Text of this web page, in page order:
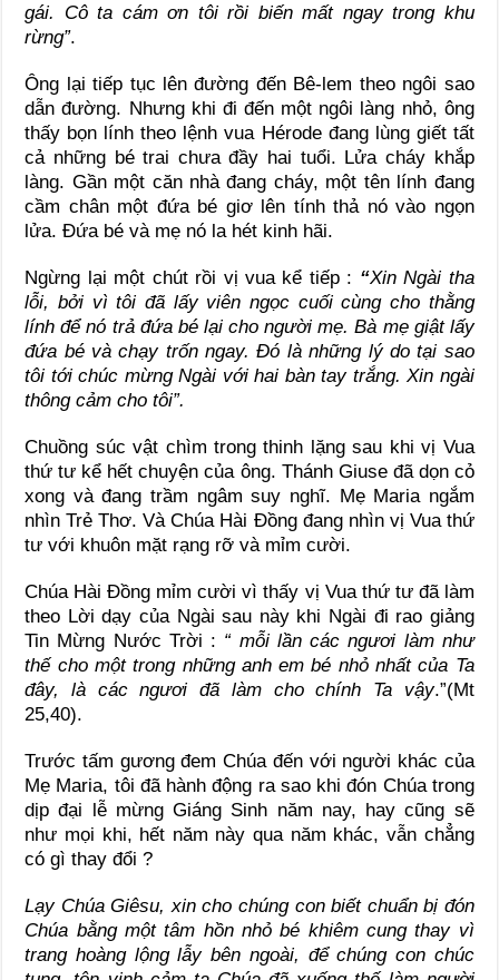
gái. Cô ta cám ơn tôi rồi biến mất ngay trong khu
rừng”.
Ông lại tiếp tục lên đường đến Bê-lem theo ngôi sao
dẫn đường. Nhưng khi đi đến một ngôi làng nhỏ, ông
thấy bọn lính theo lệnh vua Hérode đang lùng giết tất
cả những bé trai chưa đầy hai tuổi. Lửa cháy khắp
làng. Gần một căn nhà đang cháy, một tên lính đang
cầm chân một đứa bé giơ lên tính thả nó vào ngọn
lửa. Ðứa bé và mẹ nó la hét kinh hãi.
Ngừng lại một chút rồi vị vua kể tiếp : “Xin Ngài tha
lỗi, bởi vì tôi đã lấy viên ngọc cuối cùng cho thằng
lính để nó trả đứa bé lại cho người mẹ. Bà mẹ giật lấy
đứa bé và chạy trốn ngay. Ðó là những lý do tại sao
tôi tới chúc mừng Ngài với hai bàn tay trắng.Xin ngài
thông cảm cho tôi”.
Chuồng súc vật chìm trong thinh lặng sau khi vị Vua
thứ tư kể hết chuyện của ông. Thánh Giuse đã dọn cỏ
xong và đang trầm ngâm suy nghĩ. Mẹ Maria ngắm
nhìn Trẻ Thơ. Và Chúa Hài Ðồng đang nhìn vị Vua thứ
tư với khuôn mặt rạng rỡ và mỉm cười.
Chúa Hài Đồng mỉm cười vì thấy vị Vua thứ tư đã làm
theo Lời dạy của Ngài sau này khi Ngài đi rao giảng
Tin Mừng Nước Trời : “ mỗi lần các ngươi làm như
thế cho một trong những anh em bé nhỏ nhất của Ta
đây, là các ngươi đã làm cho chính Ta vậy.”(Mt
25,40).
Trước tấm gương đem Chúa đến với người khác của
Mẹ Maria, tôi đã hành động ra sao khi đón Chúa trong
dịp đại lễ mừng Giáng Sinh năm nay, hay cũng sẽ
như mọi khi, hết năm này qua năm khác, vẫn chẳng
có gì thay đổi ?
Lạy Chúa Giêsu, xin cho chúng con biết chuẩn bị đón
Chúa bằng một tâm hồn nhỏ bé khiêm cung thay vì
trang hoàng lộng lẫy bên ngoài, để chúng con chúc